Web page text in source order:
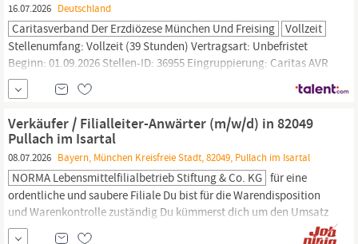
16.07.2026 Deutschland
Caritasverband Der Erzdiözese München Und Freising
Vollzeit
Stellenumfang: Vollzeit (39 Stunden) Vertragsart: Unbefristet
Beginn: 01.09.2026 Stellen-ID: 36955 Eingruppierung: Caritas AVR
Anlage 33, S09 bis S09 – zum Arbeitsort: Caritas Kindergarten St.
Ansgar,
Pullacher
##1## Wir
sind. der Caritas Kindergarten St. Ansgar in
Pullach-
Großhesselohe,bequem erreichbar mit der S-Bahn (S7
Isartalbahnhof).
Verkäufer / Filialleiter-Anwärter (m/w/d) in 82049
Pullach im Isartal
08.07.2026 Bayern, München Kreisfreie Stadt, 82049, Pullach im Isartal
NORMA Lebensmittelfilialbetrieb Stiftung & Co. KG für eine
ordentliche und saubere Filiale Du bist für die Warendisposition
und Warenkontrolle zuständig Du kümmerst dich um den Umsatz
und trägst Inventurverantwortung Du bist für den